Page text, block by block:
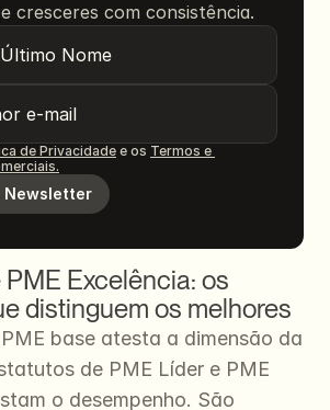
cresceres com consistência.
de Privacidade e os Termos e
Newsletter
Excelência: os
distinguem os melhores
base atesta a dimensão da
de PME Líder e PME
o desempenho. São